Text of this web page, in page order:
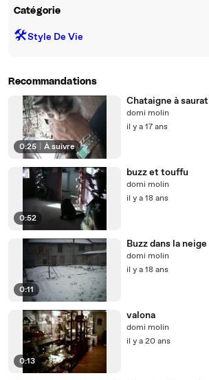
Catégorie
🛠️Style De Vie
Recommandations
0:25 À suivre
Chataigne à saurat
domi molin
il y a 17 ans
0:52
buzz et touffu
domi molin
il y a 18 ans
0:11
Buzz dans la neige
domi molin
il y a 18 ans
0:13
valona
domi molin
il y a 20 ans